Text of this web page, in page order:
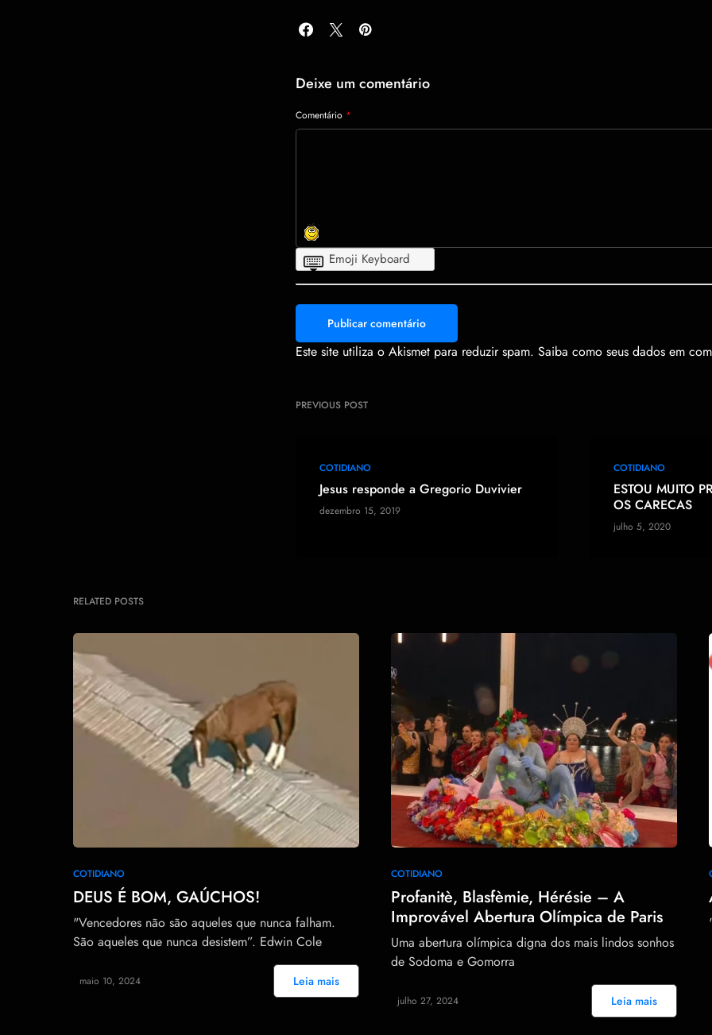
Deixe um comentário
Comentário *
Emoji Keyboard
Smileys
Este site utiliza o Akismet para reduzir spam. Saiba como seus dados em
PREVIOUS POST
COTIDIANO
Jesus responde a Gregorio Duvivier
dezembro 15, 2019
COTIDIANO
ESTOU MUITO
OS CARECAS
julho 5, 2020
RELATED POSTS
COTIDIANO
DEUS É BOM, GAÚCHOS!
"Vencedores não são aqueles que nunca falham.
São aqueles que nunca desistem”. Edwin Cole
maio 10, 2024 Leia mais
COTIDIANO
Profanitè, Blasfèmie, Hérésie – A
Improvável Abertura Olímpica de Paris
Uma abertura olímpica digna dos mais lindos sonhos
de Sodoma e Gomorra
julho 27, 2024 Leia mais